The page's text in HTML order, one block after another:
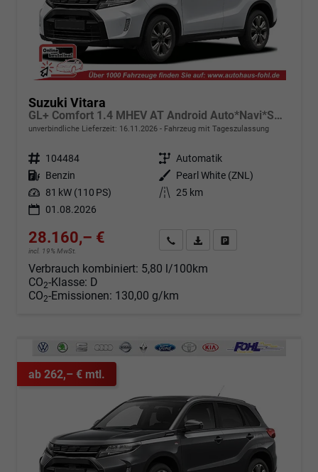
Suzuki Vitara
GL+ Comfort 1.4 MHEV AT Android Auto*Navi*SHZ*ACC*Kamera*Klimauto*LED*PrivacyGlas
unverbindliche Lieferzeit: 16.11.2026 Fahrzeug mit Tageszulassung
Fahrzeugnr. 104484 Getriebe Automatik
Kraftstoff Benzin Außenfarbe
Pearl White (ZNL)
Leistung 81 kW (110 PS) Kilometerstand 25 km
01.08.2026
28.160,– €
incl. 19% MwSt.
Angebot anfordern
Fahrzeugexpose (PDF)
Verbrauch kombiniert: 5,80 l/100km
CO2-Klasse: D
CO2-Emissionen: 130,00 g/km
ab 262,– € mtl.